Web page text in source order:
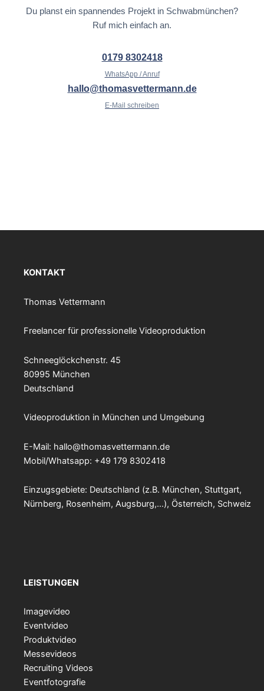
Du planst ein spannendes Projekt in Schwabmünchen?
Ruf mich einfach an.
0179 8302418
WhatsApp / Anruf
hallo@thomasvettermann.de
E-Mail schreiben
KONTAKT
Thomas Vettermann
Freelancer für professionelle Videoproduktion
Schneeglöckchenstr. 45
80995 München
Deutschland
Videoproduktion in München und Umgebung
E-Mail: hallo@thomasvettermann.de
Mobil/Whatsapp: +49 179 8302418
Einzugsgebiete: Deutschland (z.B. München, Stuttgart,
Nürnberg, Rosenheim, Augsburg,…), Österreich, Schweiz
LEISTUNGEN
Imagevideo
Eventvideo
Produktvideo
Messevideos
Recruiting Videos
Eventfotografie